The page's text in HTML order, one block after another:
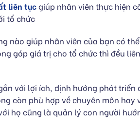
liên tụcgiúp nhân viên thực hiện
tổ chức
nào giúp nhân viên của bạn có
góp giá trị cho tổ chức thì đều
với lợi ích, định hướng phát triển
còn phù hợp về chuyên môn hay
họ cũng là quản lý con người